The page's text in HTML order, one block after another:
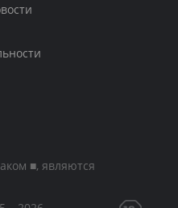
■, являются